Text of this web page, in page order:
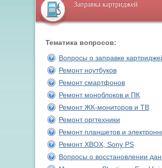
Заправка картриджей
Тематика вопросов:
Вопросы о заправке
Ремонт ноутбуков
Ремонт смартфонов
Ремонт моноблоков и ПК
Ремонт ЖК-мониторов и ТВ
Ремонт оргтехники
Ремонт планшетов и
Ремонт XBOX, Sony PS
Вопросы о восстановлении